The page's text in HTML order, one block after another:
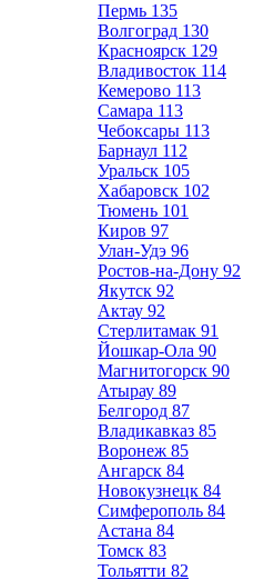
Пермь 135
Волгоград 130
Красноярск 129
Владивосток 114
Кемерово 113
Самара 113
Чебоксары 113
Барнаул 112
Уральск 105
Хабаровск 102
Тюмень 101
Киров 97
Улан-Удэ 96
Ростов-на-Дону 92
Якутск 92
Актау 92
Стерлитамак 91
Йошкар-Ола 90
Магнитогорск 90
Атырау 89
Белгород 87
Владикавказ 85
Воронеж 85
Ангарск 84
Новокузнецк 84
Симферополь 84
Астана 84
Томск 83
Тольятти 82